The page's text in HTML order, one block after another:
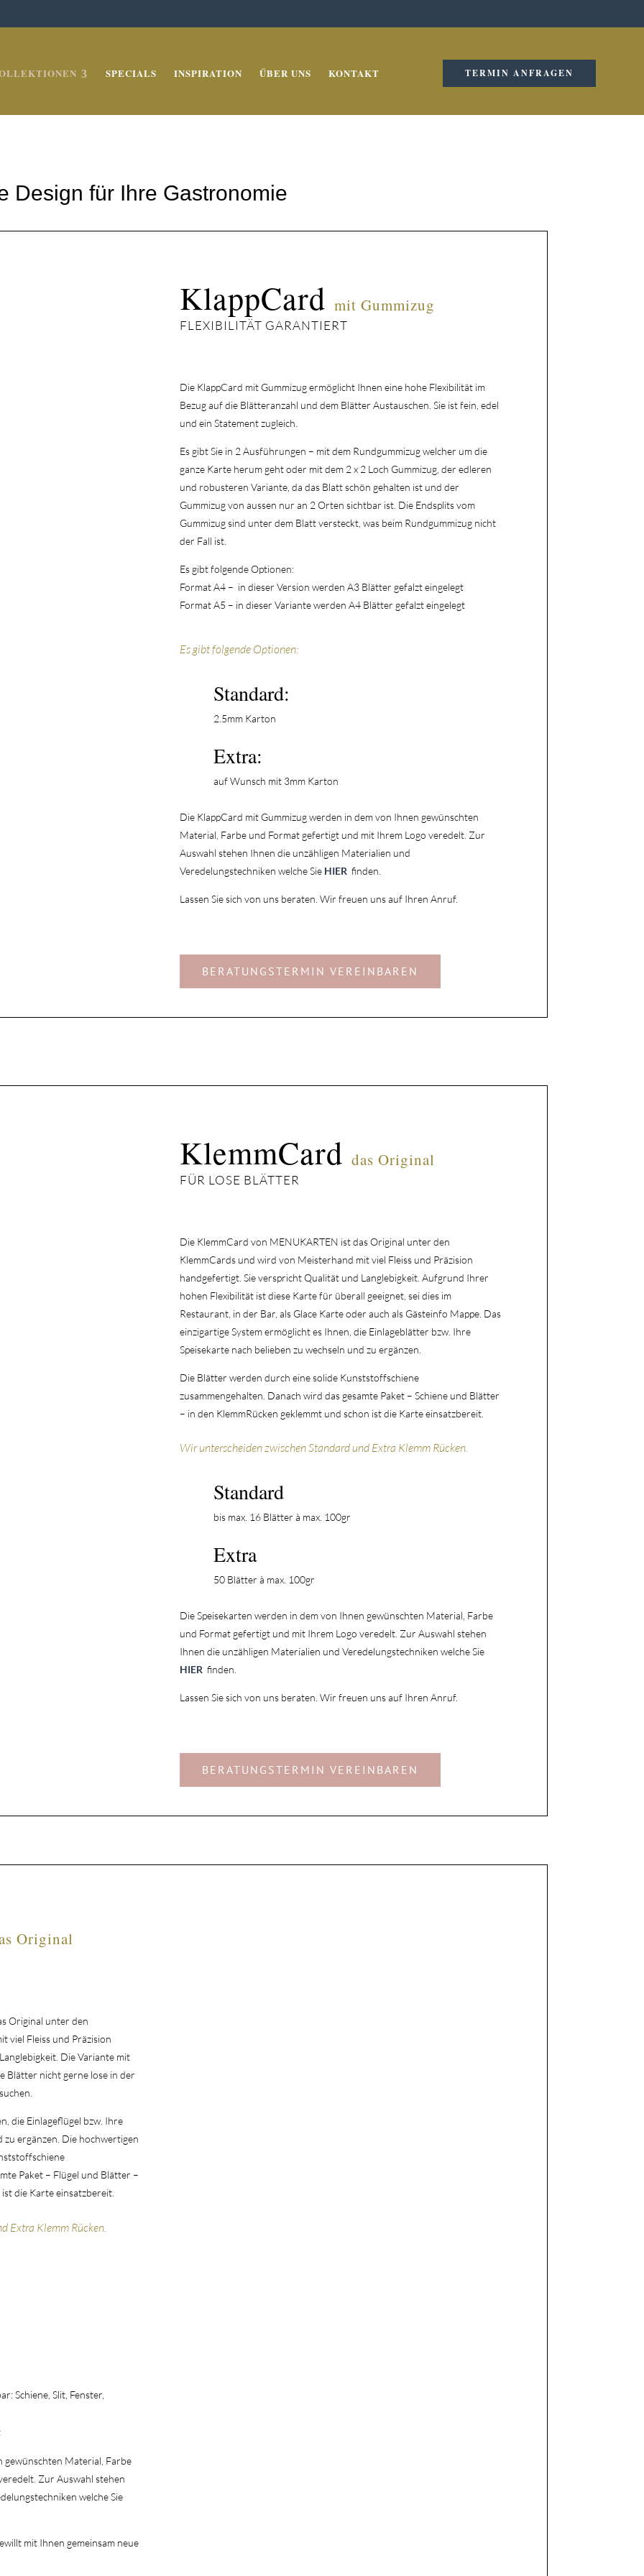
SPECIALS INSPIRATION ÜBER UNS KONTAKT TERMIN ANFRAGEN
Design für Ihre Gastronomie
KlappCard mit Gummizug
FLEXIBILITÄT GARANTIERT
Die KlappCard mit Gummizug ermöglicht Ihnen eine hohe Flexibilität im
Bezug auf die Blätteranzahl und dem Blätter Austauschen. Sie ist fein, edel
und ein Statement zugleich.
Es gibt Sie in 2 Ausführungen – mit dem Rundgummizug welcher um die
ganze Karte herum geht oder mit dem 2 x 2 Loch Gummizug, der edleren
und robusteren Variante, da das Blatt schön gehalten ist und der
Gummizug von aussen nur an 2 Orten sichtbar ist. Die Endsplits vom
Gummizug sind unter dem Blatt versteckt, was beim Rundgummizug nicht
der Fall ist.
Es gibt folgende Optionen:
Format A4 – in dieser Version werden A3 Blätter gefalzt eingelegt
Format A5 – in dieser Variante werden A4 Blätter gefalzt eingelegt
Es gibt folgende Optionen:
Standard:
2.5mm Karton
Extra:
auf Wunsch mit 3mm Karton
Die KlappCard mit Gummizug werden in dem von Ihnen gewünschten
Material, Farbe und Format gefertigt und mit Ihrem Logo veredelt. Zur
Auswahl stehen Ihnen die unzähligen Materialien und
Veredelungstechniken welche Sie HIER finden.
Lassen Sie sich von uns beraten. Wir freuen uns auf Ihren Anruf.
BERATUNGSTERMIN VEREINBAREN
KlemmCard das Original
FÜR LOSE BLÄTTER
Die KlemmCard von MENUKARTEN ist das Original unter den
KlemmCards und wird von Meisterhand mit viel Fleiss und Präzision
handgefertigt. Sie verspricht Qualität und Langlebigkeit. Aufgrund Ihrer
hohen Flexibilität ist diese Karte für überall geeignet, sei dies im
Restaurant, in der Bar, als Glace Karte oder auch als Gästeinfo Mappe. Das
einzigartige System ermöglicht es Ihnen, die Einlageblätter bzw. Ihre
Speisekarte nach belieben zu wechseln und zu ergänzen.
Die Blätter werden durch eine solide Kunststoffschiene
zusammengehalten. Danach wird das gesamte Paket – Schiene und Blätter
– in den KlemmRücken geklemmt und schon ist die Karte einsatzbereit.
Wir unterscheiden zwischen Standard und Extra Klemm Rücken.
Standard
bis max. 16 Blätter à max. 100gr
Extra
50 Blätter à max. 100gr
Die Speisekarten werden in dem von Ihnen gewünschten Material, Farbe
und Format gefertigt und mit Ihrem Logo veredelt. Zur Auswahl stehen
Ihnen die unzähligen Materialien und Veredelungstechniken welche Sie
HIER finden.
Lassen Sie sich von uns beraten. Wir freuen uns auf Ihren Anruf.
BERATUNGSTERMIN VEREINBAREN
Original
Original unter den
viel Fleiss und Präzision
Die Variante mit
Blätter nicht gerne lose in der
die Einlageflügel bzw. Ihre
zu ergänzen. Die hochwertigen
Paket – Flügel und Blätter –
die Karte einsatzbereit.
Extra Klemm Rücken.
Schiene, Slit, Fenster,
gewünschten Material, Farbe
Zur Auswahl stehen
welche Sie
mit Ihnen gemeinsam neue